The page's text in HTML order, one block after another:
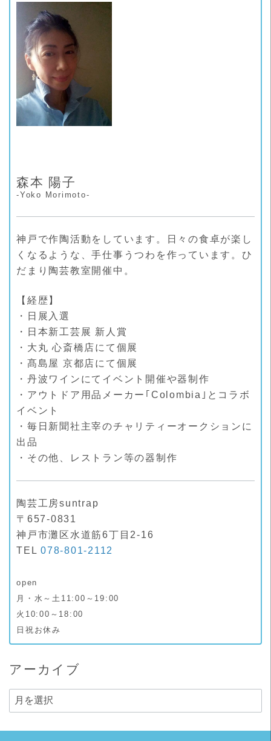
森本 陽子
-Yoko Morimoto-
神戸で作陶活動をしています。日々の食卓が楽し
くなるような、手仕事うつわを作っています。ひ
だまり陶芸教室開催中。
【経歴】
・日展入選
・日本新工芸展 新人賞
・大丸 心斎橋店にて個展
・髙島屋 京都店にて個展
・丹波ワインにてイベント開催や器制作
・アウトドア用品メーカー｢Colombia｣とコラボ
イベント
・毎日新聞社主宰のチャリティーオークションに
出品
・その他、レストラン等の器制作
陶芸工房suntrap
〒657-0831
神戸市灘区水道筋6丁目2-16
TEL078-801-2112
open
月・水～土11:00～19:00
火10:00～18:00
日祝お休み
アーカイブ
ア
ー